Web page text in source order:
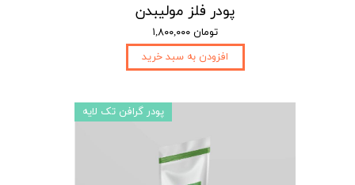
پودر فلز مولیبدن
۱,۸۰۰,۰۰۰ تومان
افزودن به سبد خرید
پودر گرافن تک لایه